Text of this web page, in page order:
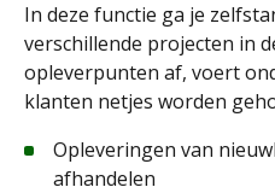
In deze functie ga je
verschillende projecten in
opleverpunten af, voert
klanten netjes worden
Opleveringen van
afhandelen